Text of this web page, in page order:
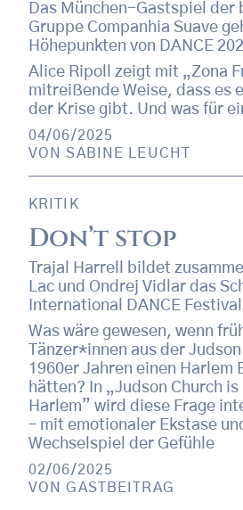
Das München-Gastspiel der
Gruppe Companhia Suave
Höhepunkten von DANCE
Alice Ripoll zeigt mit „Zona
mitreißende Weise, dass es
der Krise gibt. Und was für
04/06/2025
VON SABINE LEUCHT
KRITIK
Don’t stop
Trajal Harrell bildet
Lac und Ondrej Vidlar das
International DANCE
Was wäre gewesen, wenn
Tänzer*innen aus der
1960er Jahren einen Harlem
hätten? In „Judson Church is
Harlem” wird diese Frage
– mit emotionaler Ekstase
Wechselspiel der Gefühle
02/06/2025
VONGASTBEITRAG